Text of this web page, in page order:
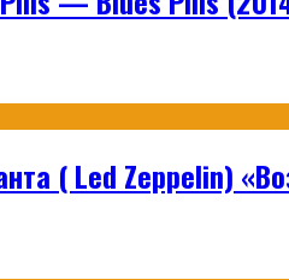
( Led Zeppelin)